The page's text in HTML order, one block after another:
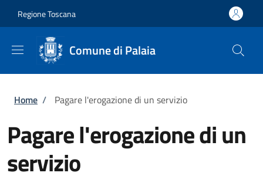
Regione Toscana
Comune di Palaia
Briciole di pane
Home / Pagare l'erogazione di un servizio
Pagare l'erogazione di un
servizio